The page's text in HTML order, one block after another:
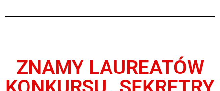
ZNAMY LAUREATÓW